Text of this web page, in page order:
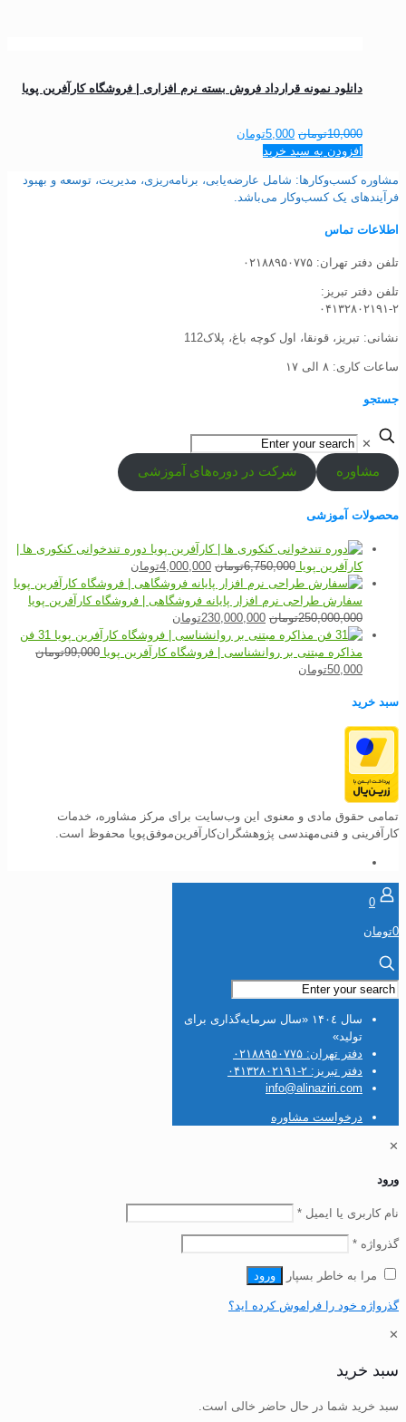
دانلود نمونه قرارداد فروش بسته نرم افزاری | فروشگاه کارآفرین پویا
10,000تومان قیمت
اصلی
بود.
5,000تومان
است.
افزودن به سبد خرید
مشاوره کسب‌وکارها: شامل عارضه‌یابی، برنامه‌ریزی، مدیریت، توسعه و بهبود
فرآیندهای یک کسب‌وکار می‌باشد.
اطلاعات تماس
تلفن دفتر تهران: ۰۲۱۸۸۹۵۰۷۷۵
تلفن‌ دفتر تبریز:
۰۴۱۳۲۸۰۲۱۹۱-۲
نشانی: تبریز، قونقا، اول کوچه باغ، پلاک112
ساعات کاری: ۸ الی ۱۷
جستجو
✕
مشاوره شرکت در دوره‌های آموزشی
محصولات آموزشی
دوره تندخوانی کنکوری ها |
کارآفرین پویا 6,750,000تومان قیمت
اصلی
6,750,000تومان
بود.
4,000,000تومان
فعلی
4,000,000تومان
سفارش طراحی نرم افزار پایانه فروشگاهی | فروشگاه کارآفرین پویا
250,000,000تومان قیمت
اصلی
250,000,000تومان
230,000,000تومان
فعلی
230,000,000تومان
31 فن
مذاکره مبتنی بر روانشناسی | فروشگاه کارآفرین پویا 99,000تومان
قیمت
50,000تومان
سبد خرید
تمامی حقوق مادی و معنوی این وب‌سایت برای مرکز مشاوره، خدمات
کارآفرینی و فنی‌مهندسی پژوهشگران‌کارآفرین‌موفق‌پویا محفوظ است.
0
0تومان
سال ۱۴۰٤ «سال سرمایه‌گذاری برای
تولید»
دفتر تهران: ۰۲۱۸۸۹۵۰۷۷۵
دفتر تبریز: ۲-۰۴۱۳۲۸۰۲۱۹۱
info@alinaziri.com
درخواست مشاوره
✕
ورود
نام کاربری یا ایمیل *الزامی
گذرواژه *الزامی
مرا به خاطر بسپار ورود
گذرواژه خود را فراموش کرده اید؟
✕
سبد خرید
سبد خرید شما در حال حاضر خالی است.